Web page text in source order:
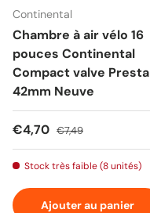
Continental
Chambre à air vélo 16
pouces Continental
Compact valve Presta
42mm Neuve
Prix soldé
€4,70 Prix habituel
€7,49
Stock très faible (8 unités)
Ajouter au panier